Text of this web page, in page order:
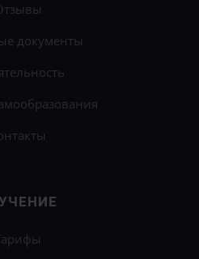
документы